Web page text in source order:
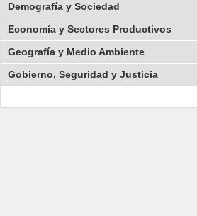
Demografía y Sociedad
Economía y Sectores Productivos
Geografía y Medio Ambiente
Gobierno, Seguridad y Justicia